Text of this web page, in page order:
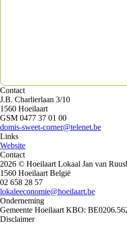
Contact
J.B. Charlierlaan 3/10
1560 Hoeilaart
GSM 0477 37 01 00
domis-sweet-corner@telenet.be
Links
Website
Contact
2026 © Hoeilaart Lokaal Jan van
1560 Hoeilaart België
02 658 28 57
lokaleeconomie@hoeilaart.be
Onderneming
Gemeente Hoeilaart KBO:
Disclaimer